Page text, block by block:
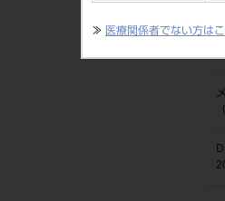
≫ 医療関係者でない方は